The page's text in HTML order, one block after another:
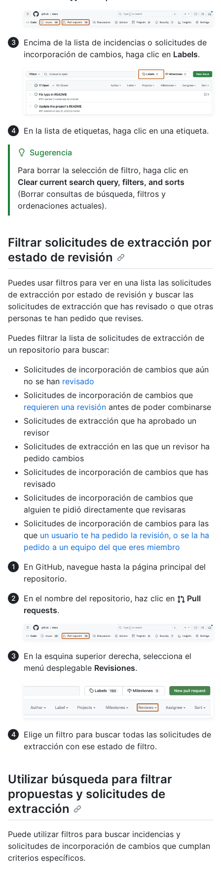
Encima de la lista de incidencias o solicitudes de
incorporación de cambios, haga clic en Labels.
En la lista de etiquetas, haga clic en una etiqueta.
Sugerencia
Para borrar la selección de filtro, haga clic en
Clear current search query, filters, and sorts
(Borrar consultas de búsqueda, filtros y
ordenaciones actuales).
Filtrar solicitudes de extracción por
estado de revisión
Puedes usar filtros para ver en una lista las solicitudes
de extracción por estado de revisión y buscar las
solicitudes de extracción que has revisado o que otras
personas te han pedido que revises.
Puedes filtrar la lista de solicitudes de extracción de
un repositorio para buscar:
Solicitudes de incorporación de cambios que aún
no se han revisado
Solicitudes de incorporación de cambios que
requieren una revisión antes de poder combinarse
Solicitudes de extracción que ha aprobado un
revisor
Solicitudes de extracción en las que un revisor ha
pedido cambios
Solicitudes de incorporación de cambios que has
revisado
Solicitudes de incorporación de cambios que
alguien te pidió directamente que revisaras
Solicitudes de incorporación de cambios para las
que un usuario te ha pedido la revisión, o se la ha
pedido a un equipo del que eres miembro
En GitHub, navegue hasta la página principal del
repositorio.
En el nombre del repositorio, haz clic en
Pull
requests.
En la esquina superior derecha, selecciona el
menú desplegable Revisiones.
Elige un filtro para buscar todas las solicitudes de
extracción con ese estado de filtro.
Utilizar búsqueda para filtrar
propuestas y solicitudes de
extracción
Puede utilizar filtros para buscar incidencias y
solicitudes de incorporación de cambios que cumplan
criterios específicos.